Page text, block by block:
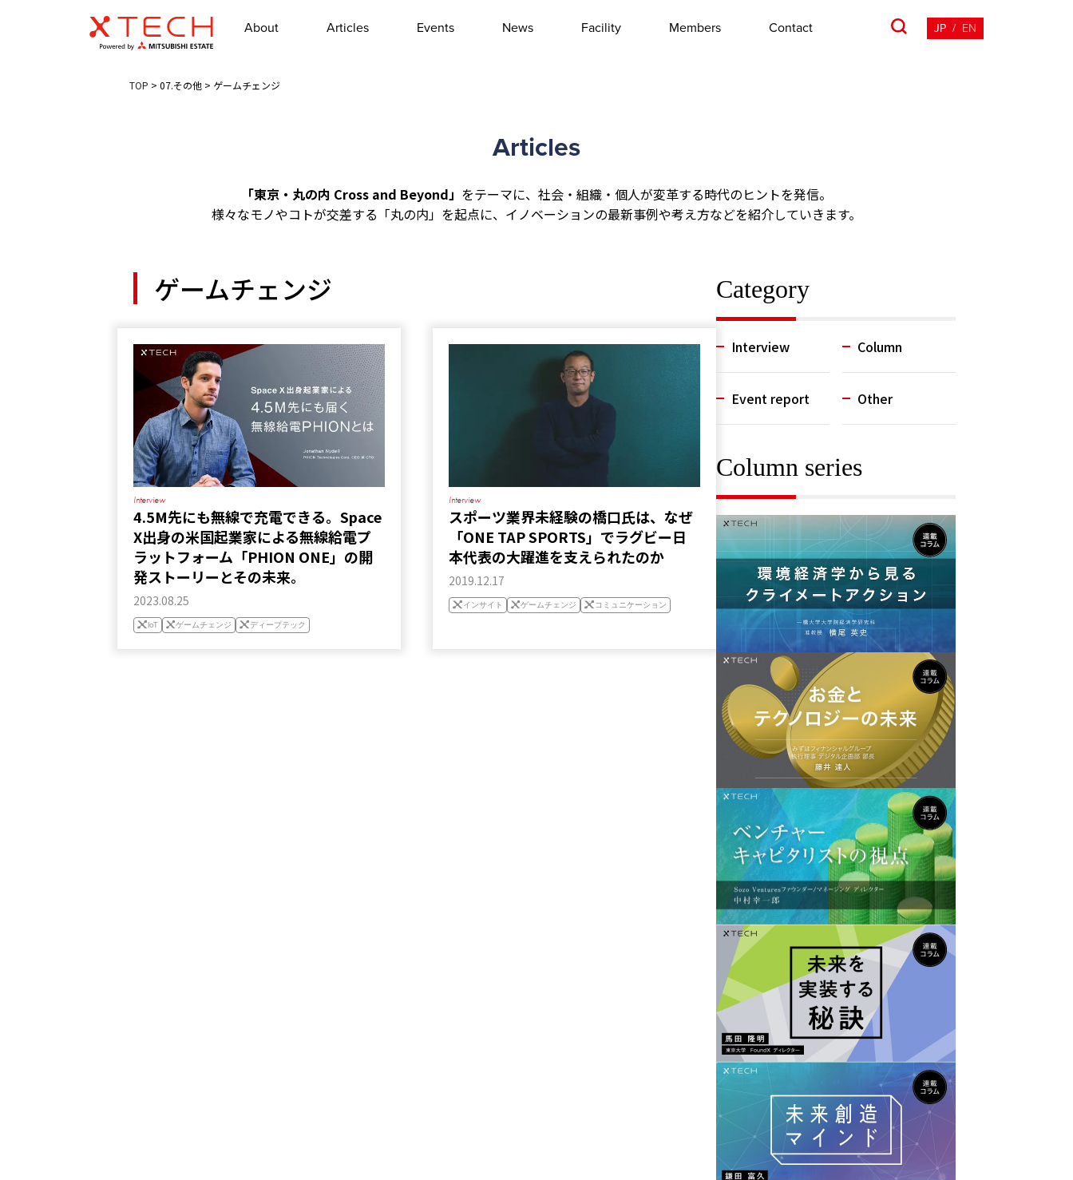
About Articles Events News Facility Members Contact JP / EN
TOP > 07.その他 > ゲームチェンジ
Articles
「東京・丸の内 Cross and Beyond」 をテーマに、社会・組織・個人が変革する時代のヒントを発信。
様々なモノやコトが交差する「丸の内」を起点に、イノベーションの最新事例や考え方などを紹介していきます。
ゲームチェンジ
Interview
4.5M先にも無線で充電できる。Space
X出身の米国起業家による無線給電プ
ラットフォーム「PHION ONE」の開
発ストーリーとその未来。
2023.08.25
IoT ゲームチェンジ ディープテック
Interview
スポーツ業界未経験の橋口氏は、なぜ
「ONE TAP SPORTS」でラグビー日
本代表の大躍進を支えられたのか
2019.12.17
インサイト ゲームチェンジ コミュニケーション
Category
Interview Column
Event report Other
Column series